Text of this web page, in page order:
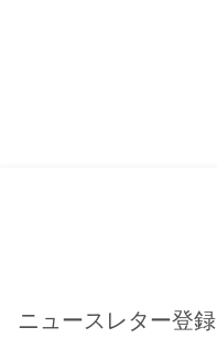
ニュースレター登録